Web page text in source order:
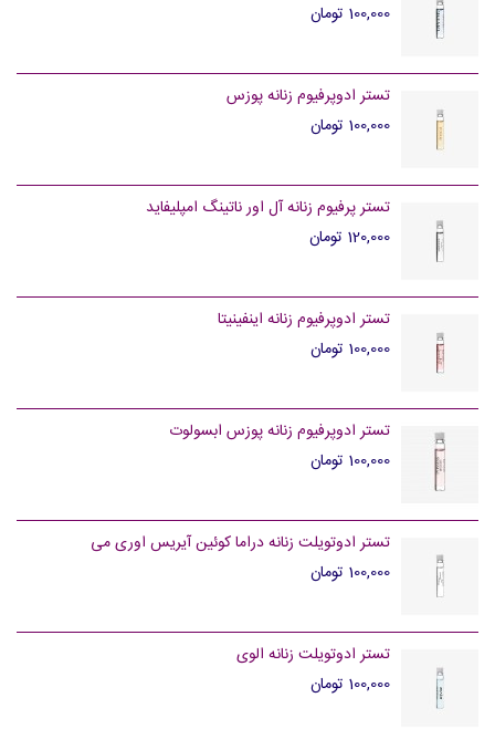
100,000 تومان
تستر ادوپرفیوم زنانه پوزس
100,000 تومان
تستر پرفیوم زنانه آل اور ناتینگ امپلیفاید
120,000 تومان
تستر ادوپرفیوم زنانه اینفینیتا
100,000 تومان
تستر ادوپرفیوم زنانه پوزس ابسولوت
100,000 تومان
تستر ادوتویلت زنانه دراما کوئین آیریس اوری می
100,000 تومان
تستر ادوتویلت زنانه الوی
100,000 تومان